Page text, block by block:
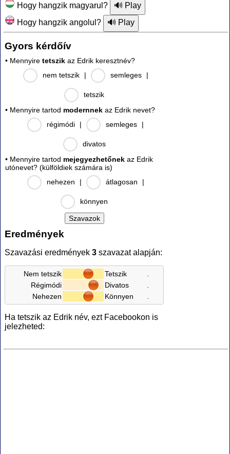
Hogy hangzik magyarul?
Hogy hangzik angolul?
Gyors kérdőív
• Mennyire tetszik az Edrik keresztnév?
nem tetszik
| semleges |
tetszik
• Mennyire tartod modernnek az Edrik nevet?
régimódi
| semleges |
divatos
• Mennyire tartod mejegyezhetőnek az Edrik
utónevet? (külföldiek számára is)
nehezen
| átlagosan |
könnyen
Eredmények
Szavazási eredmények 3 szavazat alapján:
Nem tetszik Tetszik
Régimódi
Divatos
Nehezen
Könnyen
Ha tetszik az Edrik név, ezt Facebookon is
jelezheted: